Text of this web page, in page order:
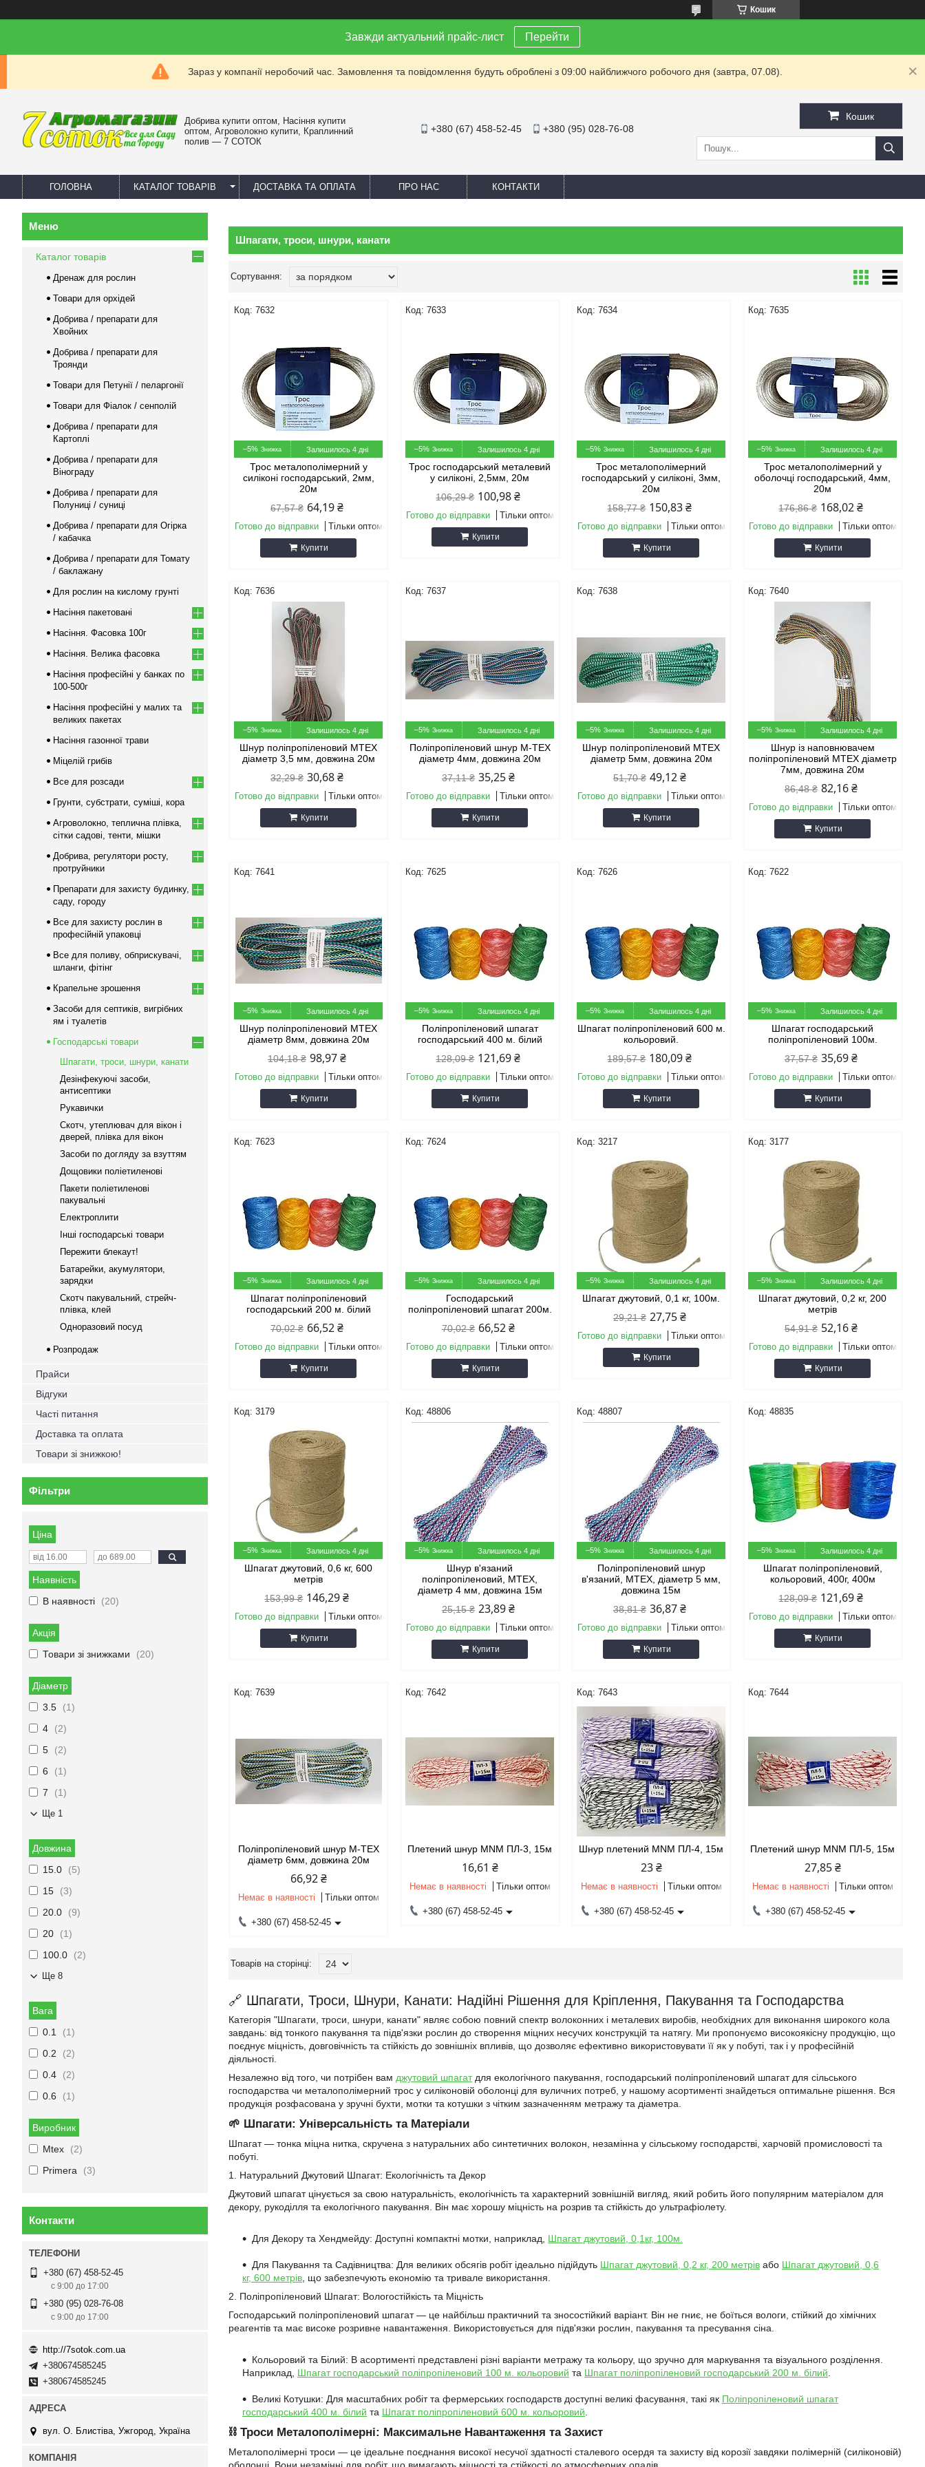
Кошик
Завжди актуальний прайс-лист Перейти
Зараз у компанії неробочий час. Замовлення та повідомлення будуть оброблені з 09:00 найближчого робочого дня (завтра, 07.08).
Добрива купити оптом, Насіння купити
оптом, Агроволокно купити, Краплинний
полив — 7 СОТОК
+380 (67) 458-52-45 +380 (95) 028-76-08
Кошик
ГОЛОВНА КАТАЛОГ ТОВАРІВ ДОСТАВКА ТА ОПЛАТА ПРО НАС КОНТАКТИ
Шпагати, троси, шнури, канати
7632
–5% Залишилось 4 дні
Трос металополімерний у
силіконі господарський, 2мм,
20м
67,57 ₴ 64,19 ₴
Готово до відправки Тільки оптом
Купити
7633
–5% Залишилось 4 дні
Трос господарський металевий
у силіконі, 2,5мм, 20м
106,29 ₴ 100,98 ₴
Готово до відправки Тільки оптом
Купити
7634
–5% Залишилось 4 дні
Трос металополімерний
господарський у силіконі, 3мм,
20м
158,77 ₴ 150,83 ₴
Готово до відправки Тільки оптом
Купити
7635
–5% Залишилось 4 дні
Трос металополімерний у
оболочці господарський, 4мм,
20м
176,86 ₴ 168,02 ₴
Готово до відправки Тільки оптом
Купити
7636
–5% Залишилось 4 дні
Шнур поліпропіленовий МТЕХ
діаметр 3,5 мм, довжина 20м
32,29 ₴ 30,68 ₴
Готово до відправки Тільки оптом
Купити
7637
–5% Залишилось 4 дні
Поліпропіленовий шнур М-ТЕХ
діаметр 4мм, довжина 20м
37,11 ₴ 35,25 ₴
Готово до відправки Тільки оптом
Купити
7638
–5% Залишилось 4 дні
Шнур поліпропіленовий МТЕХ
діаметр 5мм, довжина 20м
51,70 ₴ 49,12 ₴
Готово до відправки Тільки оптом
Купити
7640
–5% Залишилось 4 дні
Шнур із наповнювачем
поліпропіленовий МТЕХ діаметр
7мм, довжина 20м
86,48 ₴ 82,16 ₴
Готово до відправки Тільки оптом
Купити
7641
–5% Залишилось 4 дні
Шнур поліпропіленовий МТЕХ
діаметр 8мм, довжина 20м
104,18 ₴ 98,97 ₴
Готово до відправки Тільки оптом
Купити
7625
–5% Залишилось 4 дні
Поліпропіленовий шпагат
господарський 400 м. білий
128,09 ₴ 121,69 ₴
Готово до відправки Тільки оптом
Купити
7626
–5% Залишилось 4 дні
Шпагат поліпропіленовий 600 м.
кольоровий.
189,57 ₴ 180,09 ₴
Готово до відправки Тільки оптом
Купити
7622
–5% Залишилось 4 дні
Шпагат господарський
поліпропіленовий 100м.
37,57 ₴ 35,69 ₴
Готово до відправки Тільки оптом
Купити
7623
–5% Залишилось 4 дні
Шпагат поліпропіленовий
господарський 200 м. білий
70,02 ₴ 66,52 ₴
Готово до відправки Тільки оптом
Купити
7624
–5% Залишилось 4 дні
Господарський
поліпропіленовий шпагат 200м.
70,02 ₴ 66,52 ₴
Готово до відправки Тільки оптом
Купити
3217
–5% Залишилось 4 дні
Шпагат джутовий, 0,1 кг, 100м.
29,21 ₴ 27,75 ₴
Готово до відправки Тільки оптом
Купити
3177
–5% Залишилось 4 дні
Шпагат джутовий, 0,2 кг, 200
метрів
54,91 ₴ 52,16 ₴
Готово до відправки Тільки оптом
Купити
3179
–5% Залишилось 4 дні
Шпагат джутовий, 0,6 кг, 600
метрів
153,99 ₴ 146,29 ₴
Готово до відправки Тільки оптом
Купити
48806
–5% Залишилось 4 дні
Шнур в'язаний
поліпропіленовий, МТЕХ,
діаметр 4 мм, довжина 15м
25,15 ₴ 23,89 ₴
Готово до відправки Тільки оптом
Купити
48807
–5% Залишилось 4 дні
Поліпропіленовий шнур
в'язаний, МТЕХ, діаметр 5 мм,
довжина 15м
38,81 ₴ 36,87 ₴
Готово до відправки Тільки оптом
Купити
48835
–5% Залишилось 4 дні
Шпагат поліпропіленовий,
кольоровий, 400г, 400м
128,09 ₴ 121,69 ₴
Готово до відправки Тільки оптом
Купити
7639
Поліпропіленовий шнур М-ТЕХ
діаметр 6мм, довжина 20м
66,92 ₴
Немає в наявності Тільки оптом
+380 (67) 458-52-45
7642
Плетений шнур MNM ПЛ-3, 15м
16,61 ₴
Немає в наявності Тільки оптом
+380 (67) 458-52-45
7643
Шнур плетений MNM ПЛ-4, 15м
23 ₴
Немає в наявності Тільки оптом
+380 (67) 458-52-45
7644
Плетений шнур MNM ПЛ-5, 15м
27,85 ₴
Немає в наявності Тільки оптом
+380 (67) 458-52-45
🔗 Шпагати, Троси, Шнури, Канати: Надійні Рішення для Кріплення, Пакування та Господарства
Категорія "Шпагати, троси, шнури, канати" являє собою повний спектр волоконних і металевих виробів, необхідних для виконання широкого кола
завдань: від тонкого пакування та підв'язки рослин до створення міцних несучих конструкцій та натягу. Ми пропонуємо високоякісну продукцію, що
поєднує міцність, довговічність та стійкість до зовнішніх впливів, що дозволяє ефективно використовувати її як у побуті, так і у професійній
діяльності.
Незалежно від того, чи потрібен вам джутовий шпагатдля екологічного пакування, господарський поліпропіленовий шпагат для сільського
господарства чи металополімерний трос у силіконовій оболонці для вуличних потреб, у нашому асортименті знайдеться оптимальне рішення. Вся
продукція розфасована у зручні бухти, мотки та котушки з чітким зазначенням метражу та діаметра.
🌱 Шпагати: Універсальність та Матеріали
Шпагат — тонка міцна нитка, скручена з натуральних або синтетичних волокон, незамінна у сільському господарстві, харчовій промисловості та
побуті.
1. Натуральний Джутовий Шпагат: Екологічність та Декор
Джутовий шпагат цінується за свою натуральність, екологічність та характерний зовнішній вигляд, який робить його популярним матеріалом для
декору, рукоділля та екологічного пакування. Він має хорошу міцність на розрив та стійкість до ультрафіолету.
Для Декору та Хендмейду: Доступні компактні мотки, наприклад, Шпагат джутовий, 0,1кг, 100м.
Для Пакування та Садівництва: Для великих обсягів робіт ідеально підійдуть Шпагат джутовий, 0,2 кг, 200 метрів або Шпагат джутовий, 0,6
кг, 600 метрів , що забезпечують економію та тривале використання.
2. Поліпропіленовий Шпагат: Вологостійкість та Міцність
Господарський поліпропіленовий шпагат — це найбільш практичний та зносостійкий варіант. Він не гниє, не боїться вологи, стійкий до хімічних
реагентів та має високе розривне навантаження. Використовується для підв'язки рослин, пакування та пресування сіна.
Кольоровий та Білий: В асортименті представлені різні варіанти метражу та кольору, що зручно для маркування та візуального розділення.
Наприклад, Шпагат господарський поліпропіленовий 100 м. кольоровий та Шпагат поліпропіленовий господарський 200 м. білий
Великі Котушки: Для масштабних робіт та фермерських господарств доступні великі фасування, такі як Поліпропіленовий шпагат
господарський 400 м. білий та Шпагат поліпропіленовий 600 м. кольоровий
⛓️ Троси Металополімерні: Максимальне Навантаження та Захист
Металополімерні троси — це ідеальне поєднання високої несучої здатності сталевого осердя та захисту від корозії завдяки полімерній (силіконовій)
Каталог товарів
Дренаж для рослин
Товари для орхідей
Добрива / препарати для
Хвойних
Добрива / препарати для
Троянди
Товари для Петунії / пеларгонії
Товари для Фіалок / сенполій
Добрива / препарати для
Картоплі
Добрива / препарати для
Вінограду
Добрива / препарати для
Полуниці / суниці
Добрива / препарати для Огірка
/ кабачка
Добрива / препарати для Томату
/ баклажану
Для рослин на кислому грунті
Насіння пакетовані
Насіння. Фасовка 100г
Насіння. Велика фасовка
Насіння професійні у банках по
100-500г
Насіння професійні у малих та
великих пакетах
Насіння газонної трави
Міцелій грибів
Все для розсади
Грунти, субстрати, суміші, кора
Агроволокно, теплична плівка,
сітки садові, тенти, мішки
Добрива, регулятори росту,
протруйники
Препарати для захисту будинку,
саду, городу
Все для захисту рослин в
професійній упаковці
Все для поливу, обприскувачі,
шланги, фітінг
Крапельне зрошення
Засоби для септиків, вигрібних
ям і туалетів
Господарські товари
Шпагати, троси, шнури, канати
Дезінфекуючі засоби,
антисептики
Рукавички
Скотч, утеплювач для вікон і
дверей, плівка для вікон
Засоби по догляду за взуттям
Дощовики поліетиленові
Пакети поліетиленові
пакувальні
Електроплити
Інші господарські товари
Пережити блекаут!
Батарейки, акумулятори,
зарядки
Скотч пакувальний, стрейч-
плівка, клей
Одноразовий посуд
Розпродаж
Прайси
Відгуки
Часті питання
Доставка та оплата
Товари зі знижкою!
Фільтри
Ціна
Наявність
В наявності
20
Акція
Товари зі знижками
20
Діаметр
3.5
1
4
2
5
2
6
1
7
1
Ще 1
Довжина
15.0
5
15
3
20.0
9
20
1
100.0
2
Ще 8
Вага
0.1
1
0.2
2
0.4
2
0.6
1
Виробник
Mtex
2
Primera
3
Контакти
+380 (67) 458-52-45
с 9:00 до 17:00
+380 (95) 028-76-08
с 9:00 до 17:00
http://7sotok.com.ua
+380674585245
+380674585245
вул. О. Блистіва, Ужгород, Україна